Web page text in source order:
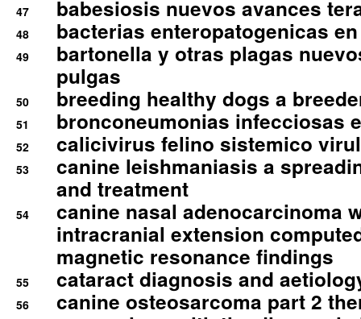
47 babesiosis nuevos avances
48 bacterias enteropatogenicas
49
bartonella y otras plagas
pulgas
50 breeding healthy dogs a
51 bronconeumonias infecciosas
52 calicivirus felino sistemico
53
canine leishmaniasis a
and treatment
54
canine nasal adenocarcinoma
intracranial extension
magnetic resonance findings
55 cataract diagnosis and
56
canine osteosarcoma part 2